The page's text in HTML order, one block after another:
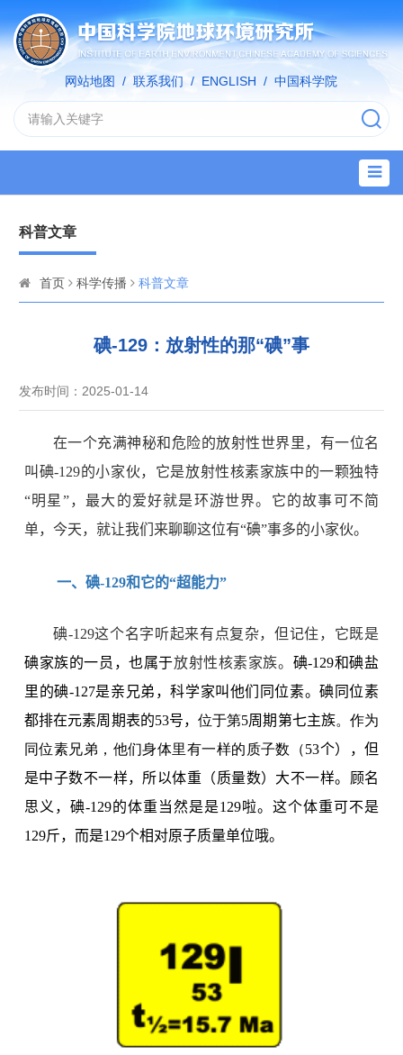
网站地图 / 联系我们 / ENGLISH / 中国科学院
科普文章
首页 科学传播 科普文章
碘-129：放射性的那“碘”事
发布时间：2025-01-14
在一个充满神秘和危险的放射性世界里，有一位名
叫碘-129的小家伙，它是放射性核素家族中的一颗独特
“明星”，最大的爱好就是环游世界。它的故事可不简
单，今天，就让我们来聊聊这位有“碘”事多的小家伙。
一、碘-129和它的“超能力”
碘-129这个名字听起来有点复杂，但记住，它既是
碘家族的一员，也属于放射性核素家族。 碘-129和碘盐
里的碘-127是亲兄弟，科学家叫他们同位素。碘同位素
都排在元素周期表的53号， 位于第5周期第七主族。作为
同位素兄弟，他们身体里有一样的质子数（53个），但
是中子数不一样，所以体重（质量数）大不一样。顾名
思义，碘-129的体重当然是是129啦。这个体重可不是
129斤，而是129个相对原子质量单位哦。